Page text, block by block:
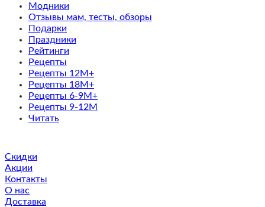
Модники
Отзывы мам, тесты, обзоры
Подарки
Праздники
Рейтинги
Рецепты
Рецепты 12M+
Рецепты 18M+
Рецепты 6-9M+
Рецепты 9-12M
Читать
Скидки
Акции
Контакты
О нас
Доставка